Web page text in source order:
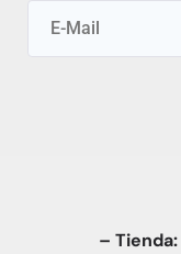
– Tienda: